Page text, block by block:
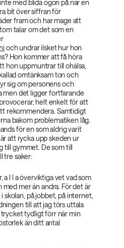
med blida ögon på när en
bit över siffran för
fram och har mage att
talar om det som en
och undrar ilsket hur hon
Hon kommer att få höra
hon uppmuntrar till ohälsa,
omtänksam ton och
sig om personens och
men det ligger fortfarande
helt enkelt för att
rekommendera. Samtidigt
bakom problematiken låg.
för en som aldrig varit
att rycka upp skeden ur
till gymmet. De som till
tre saker:
a l l a överviktiga vet vad som
mer än andra. För det är
skolan, på jobbet, på internet,
till att jag törs uttala
tydligt förr när min
än ditt antal